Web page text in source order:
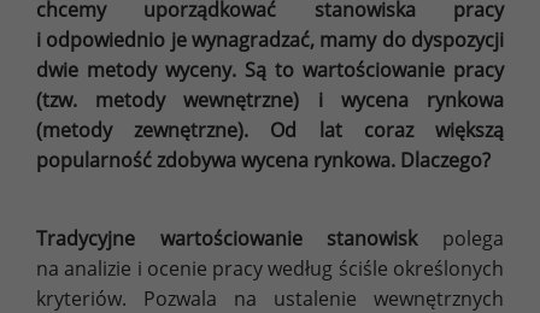
chcemy uporządkować stanowiska pracy
i odpowiednio je wynagradzać, mamy do dyspozycji
dwie metody wyceny. Są to wartościowanie pracy
(tzw. metody wewnętrzne) i wycena rynkowa
(metody zewnętrzne). Od lat coraz większą
popularność zdobywa wycena rynkowa. Dlaczego?
Tradycyjne wartościowanie stanowiskpolega
na analizie i ocenie pracy według ściśle określonych
kryteriów. Pozwala na ustalenie wewnętrznych